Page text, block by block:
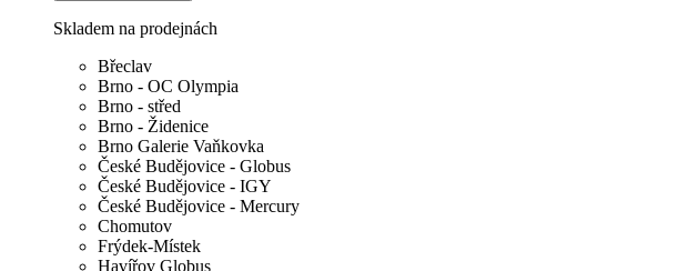
Skladem na prodejnách
Břeclav
Brno - OC Olympia
Brno - střed
Brno - Židenice
Brno Galerie Vaňkovka
České Budějovice - Globus
České Budějovice - IGY
České Budějovice - Mercury
Chomutov
Frýdek-Místek
Havířov Globus